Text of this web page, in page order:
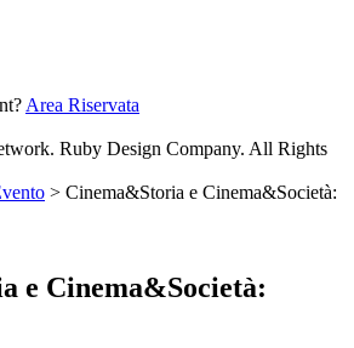
Area Riservata
Ruby Design Company. All Rights
> Cinema&Storia e Cinema&Società:
e Cinema&Società: